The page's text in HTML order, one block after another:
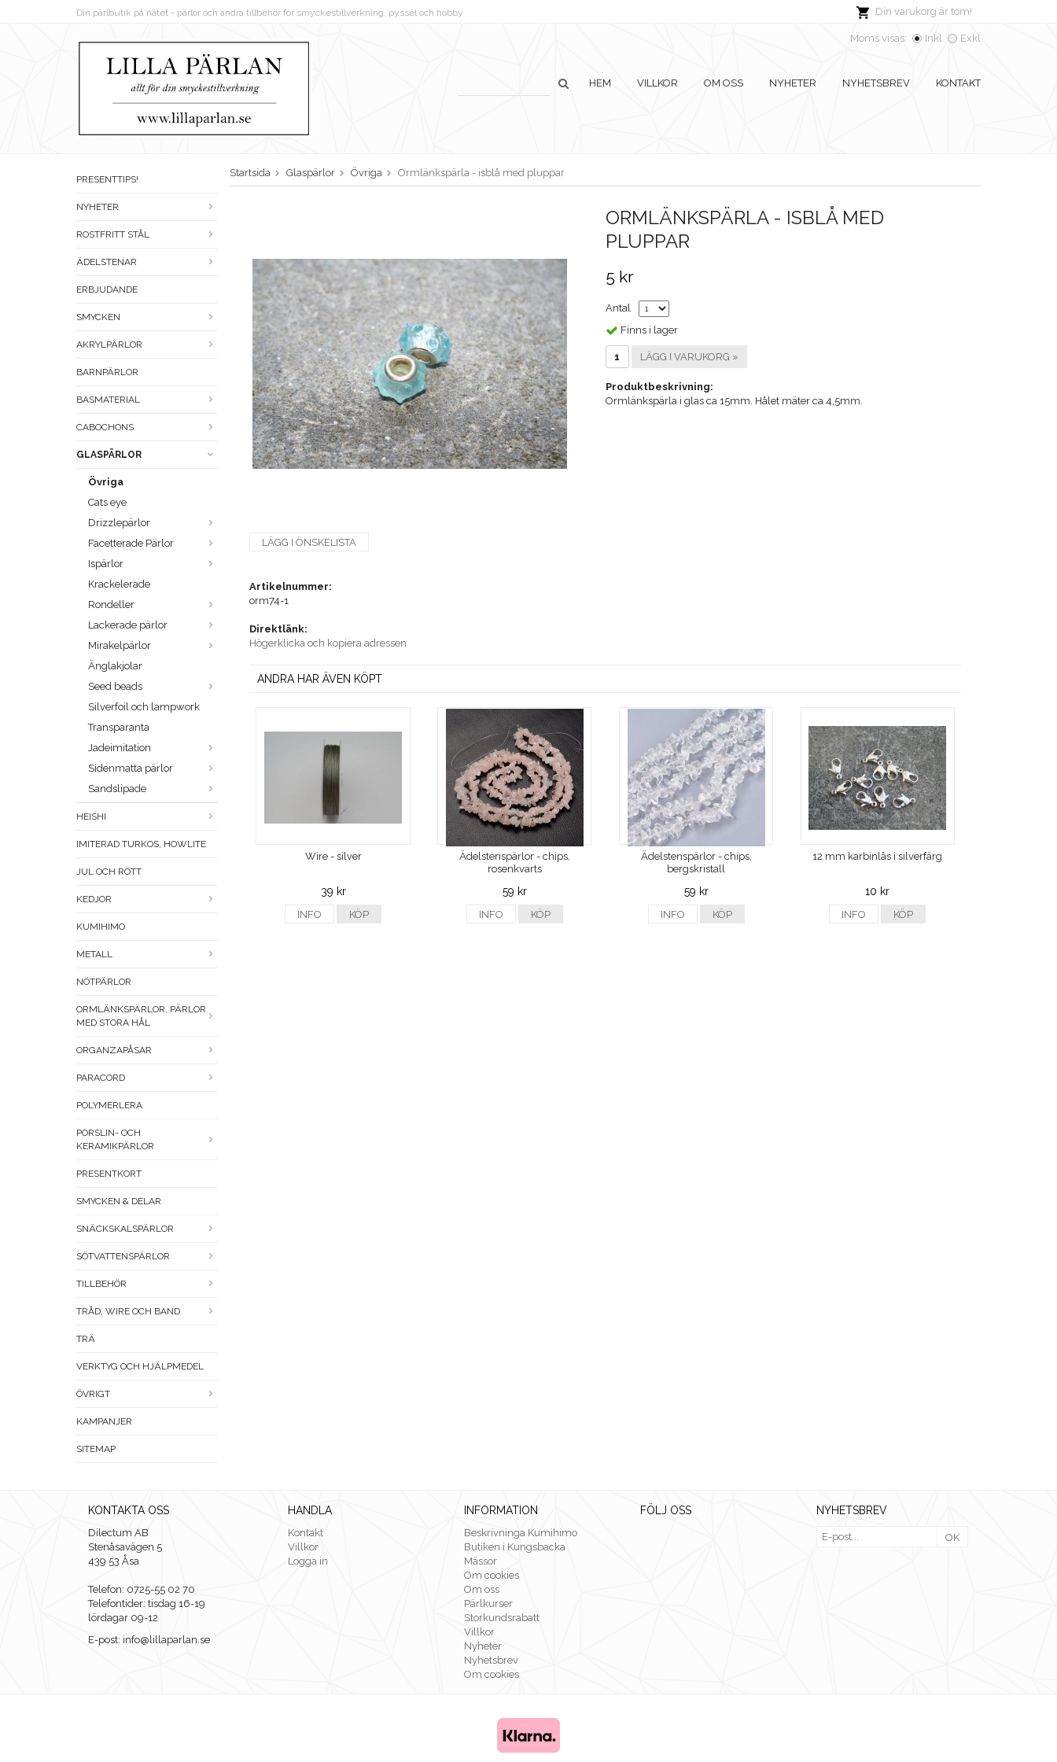
Din varukorg är tom!
Din pärlbutik på nätet - pärlor och andra tillbehör för smyckestillverkning, pyssel och hobby
Moms visas: Inkl Exkl
HEM VILLKOR OM OSS NYHETER NYHETSBREV KONTAKT
PRESENTTIPS!
NYHETER
ROSTFRITT STÅL
ÄDELSTENAR
ERBJUDANDE
SMYCKEN
AKRYLPÄRLOR
BARNPÄRLOR
BASMATERIAL
CABOCHONS
GLASPÄRLOR
Övriga
Cats eye
Drizzlepärlor
Facetterade Pärlor
Ispärlor
Krackelerade
Rondeller
Lackerade pärlor
Mirakelpärlor
Änglakjolar
Seed beads
Silverfoil och lampwork
Transparanta
Jadeimitation
Sidenmatta pärlor
Sandslipade
HEISHI
IMITERAD TURKOS, HOWLITE
JUL OCH RÖTT
KEDJOR
KUMIHIMO
METALL
NÖTPÄRLOR
ORMLÄNKSPÄRLOR, PÄRLOR
MED STORA HÅL
ORGANZAPÅSAR
PARACORD
POLYMERLERA
PORSLIN- OCH
KERAMIKPÄRLOR
PRESENTKORT
SMYCKEN & DELAR
SNÄCKSKALSPÄRLOR
SÖTVATTENSPÄRLOR
TILLBEHÖR
TRÅD, WIRE OCH BAND
TRÄ
VERKTYG OCH HJÄLPMEDEL
ÖVRIGT
KAMPANJER
SITEMAP
Startsida Glaspärlor Övriga Ormlänkspärla - isblå med pluppar
ORMLÄNKSPÄRLA - ISBLÅ MED
PLUPPAR
5 kr
Antal
Finns i lager
LÄGG I VARUKORG »
Produktbeskrivning:
Ormlänkspärla i glas ca 15mm. Hålet mäter ca 4,5mm.
LÄGG I ÖNSKELISTA
Artikelnummer:
orm74-1
Direktlänk:
Högerklicka och kopiera adressen
ANDRA HAR ÄVEN KÖPT
Wire - silver
39 kr
INFO KÖP
Ädelstenspärlor - chips,
rosenkvarts
59 kr
INFO KÖP
Ädelstenspärlor - chips,
bergskristall
59 kr
INFO KÖP
12 mm karbinlås i silverfärg
10 kr
INFO KÖP
KONTAKTA OSS
Dilectum AB
Stenåsavägen 5
439 53 Åsa
Telefon: 0725-55 02 70
Telefontider: tisdag 16-19
lördagar 09-12
E-post: info@lillaparlan.se
HANDLA
Kontakt
Villkor
Logga in
INFORMATION
Beskrivninga Kumihimo
Butiken i Kungsbacka
Mässor
Om cookies
Om oss
Pärlkurser
Storkundsrabatt
Villkor
Nyheter
Nyhetsbrev
Om cookies
FÖLJ OSS NYHETSBREV
OK